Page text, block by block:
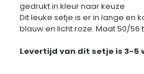
gedrukt in kleur naar keuze
Dit leuke setje is er in lange en
blauw en licht roze. Maat 50/56
Levertijd van dit setje is 3-5